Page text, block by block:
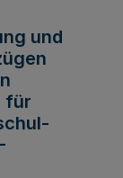
und
für